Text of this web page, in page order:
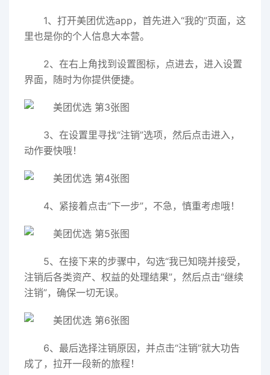
1、打开美团优选app，首先进入“我的”页面，这
里也是你的个人信息大本营。
2、在右上角找到设置图标，点进去，进入设置
界面，随时为你提供便捷。
3、在设置里寻找“注销”选项，然后点击进入，
动作要快哦！
4、紧接着点击“下一步”，不急，慎重考虑哦！
5、在接下来的步骤中，勾选“我已知晓并接受，
注销后各类资产、权益的处理结果”，然后点击“继续
注销”，确保一切无误。
6、最后选择注销原因，并点击“注销”就大功告
成了，拉开一段新的旅程！